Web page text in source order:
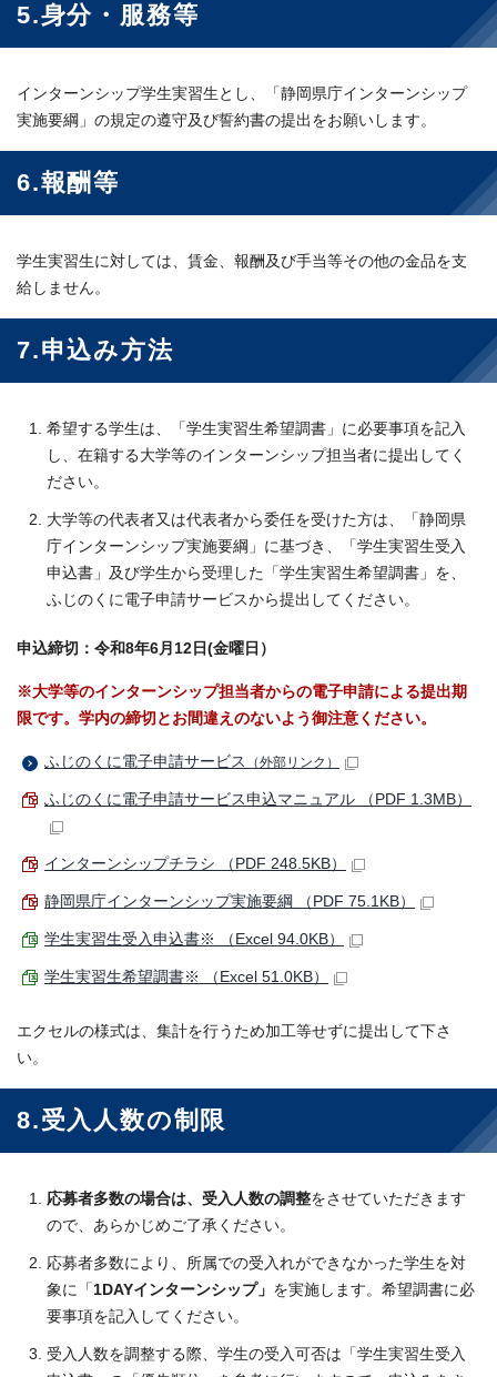
5.身分・服務等
インターンシップ学生実習生とし、「静岡県庁インターンシップ
実施要綱」の規定の遵守及び誓約書の提出をお願いします。
6.報酬等
学生実習生に対しては、賃金、報酬及び手当等その他の金品を支
給しません。
7.申込み方法
希望する学生は、「学生実習生希望調書」に必要事項を記入
し、在籍する大学等のインターンシップ担当者に提出してく
ださい。
大学等の代表者又は代表者から委任を受けた方は、「静岡県
庁インターンシップ実施要綱」に基づき、「学生実習生受入
申込書」及び学生から受理した「学生実習生希望調書」を、
ふじのくに電子申請サービスから提出してください。
申込締切：令和8年6月12日(金曜日）
※大学等のインターンシップ担当者からの電子申請による提出期
限です。学内の締切とお間違えのないよう御注意ください。
ふじのくに電子申請サービス （外部リンク）
ふじのくに電子申請サービス申込マニュアル （PDF 1.3MB）
インターンシップチラシ （PDF 248.5KB）
静岡県庁インターンシップ実施要綱 （PDF 75.1KB）
学生実習生受入申込書※ （Excel 94.0KB）
学生実習生希望調書※ （Excel 51.0KB）
エクセルの様式は、集計を行うため加工等せずに提出して下さ
い。
8.受入人数の制限
応募者多数の場合は、受入人数の調整をさせていただきます
ので、あらかじめご了承ください。
応募者多数により、所属での受入れができなかった学生を対
象に「 1DAYインターンシップ」 を実施します。希望調書に必
要事項を記入してください。
受入人数を調整する際、学生の受入可否は「学生実習生受入